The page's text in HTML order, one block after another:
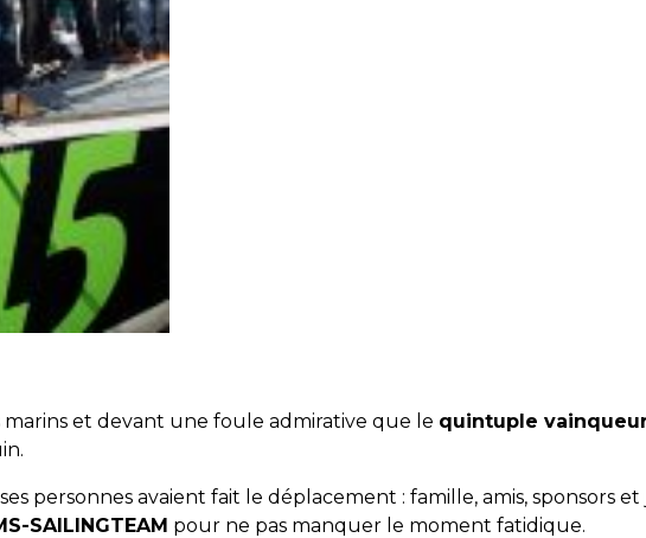
marins et devant une foule admirative que le quintuple
personnes avaient fait le déplacement : famille, amis, sponsors
SAILINGTEAM pour ne pas manquer le moment fatidique.